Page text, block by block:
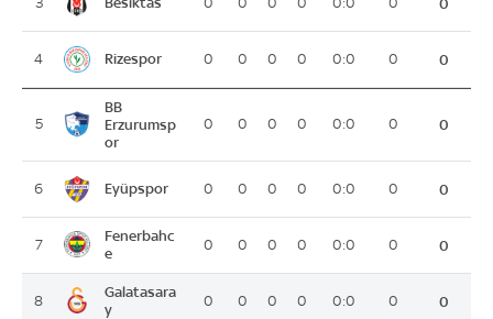
4 Rizespor 0 0 0 0 0:0 0 0
5
BB
Erzurumsp
or
0 0 0 0 0:0 0 0
6 Eyüpspor 0 0 0 0 0:0 0 0
7
Fenerbahc
e
0 0 0 0 0:0 0 0
8
Galatasara
y
0 0 0 0 0:0 0 0